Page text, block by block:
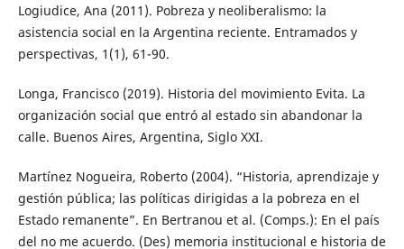
Logiudice, Ana (2011). Pobreza y neoliberalismo: la
asistencia social en la Argentina reciente. Entramados y
perspectivas, 1(1), 61-90.
Longa, Francisco (2019). Historia del movimiento Evita. La
organización social que entró al estado sin abandonar la
calle. Buenos Aires, Argentina, Siglo XXI.
Martínez Nogueira, Roberto (2004). “Historia, aprendizaje y
gestión pública; las políticas dirigidas a la pobreza en el
Estado remanente”. En Bertranou et al. (Comps.): En el país
del no me acuerdo. (Des) memoria institucional e historia de